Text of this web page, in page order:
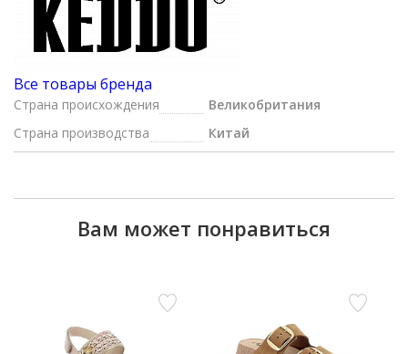
Все товары бренда
Страна происхождения
Великобритания
Страна производства
Китай
Вам может понравиться